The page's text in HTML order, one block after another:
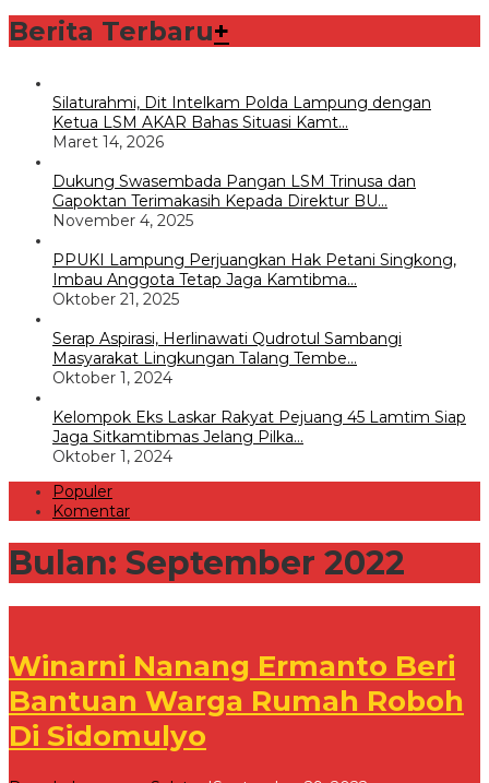
Berita Terbaru+
Silaturahmi, Dit Intelkam Polda Lampung dengan
Ketua LSM AKAR Bahas Situasi Kamt…
Maret 14, 2026
Dukung Swasembada Pangan LSM Trinusa dan
Gapoktan Terimakasih Kepada Direktur BU…
November 4, 2025
PPUKI Lampung Perjuangkan Hak Petani Singkong,
Imbau Anggota Tetap Jaga Kamtibma…
Oktober 21, 2025
Serap Aspirasi, Herlinawati Qudrotul Sambangi
Masyarakat Lingkungan Talang Tembe…
Oktober 1, 2024
Kelompok Eks Laskar Rakyat Pejuang 45 Lamtim Siap
Jaga Sitkamtibmas Jelang Pilka…
Oktober 1, 2024
Populer
Komentar
Bulan: September 2022
Winarni Nanang Ermanto Beri
Bantuan Warga Rumah Roboh
Di Sidomulyo